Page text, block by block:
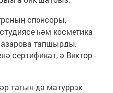
спонсоры,
һәм косметика
тапшырды.
сертификат, ә Виктор -
тагын да матуррак